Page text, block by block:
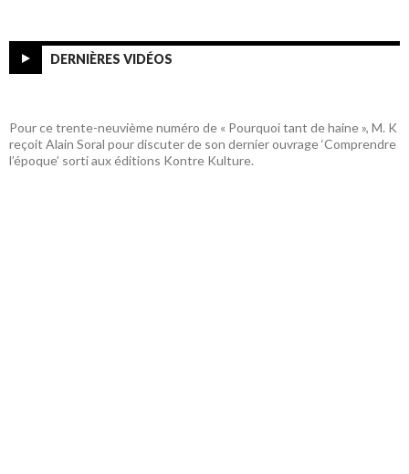
DERNIÈRES VIDÉOS
Pour ce trente-neuvième numéro de « Pourquoi tant de haine », M. K
reçoit Alain Soral pour discuter de son dernier ouvrage ‘Comprendre
l’époque’ sorti aux éditions Kontre Kulture.